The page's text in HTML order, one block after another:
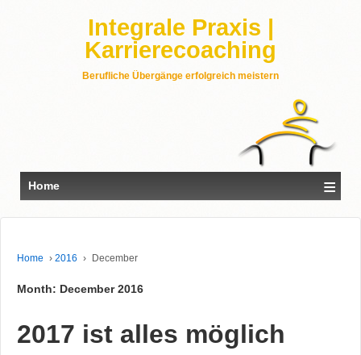
Integrale Praxis |
Karrierecoaching
Berufliche Übergänge erfolgreich meistern
Home ≡
Home › 2016 › December
Month: December 2016
2017 ist alles möglich